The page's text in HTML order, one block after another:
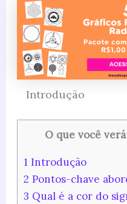
Introdução
O que você
1Introdução
2 Pontos-chave
3 Qual é a cor do